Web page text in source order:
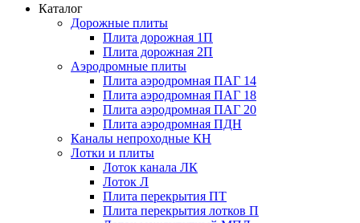
Каталог
Дорожные плиты
Плита дорожная 1П
Плита дорожная 2П
Аэродромные плиты
Плита аэродромная ПАГ 14
Плита аэродромная ПАГ 18
Плита аэродромная ПАГ 20
Плита аэродромная ПДН
Каналы непроходные КН
Лотки и плиты
Лоток канала ЛК
Лоток Л
Плита перекрытия ПТ
Плита перекрытия лотков П